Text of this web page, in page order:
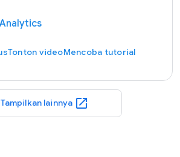
Tonton videoMencoba tutorial
Tampilkan lainnya open_in_new